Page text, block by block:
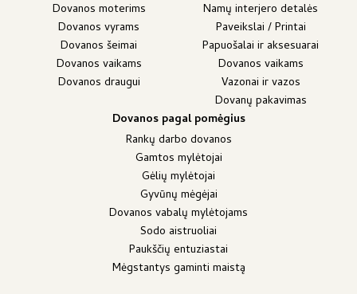
Dovanos moterims
Dovanos vyrams
Dovanos šeimai
Dovanos vaikams
Dovanos draugui
Namų interjero detalės
Paveikslai / Printai
Papuošalai ir aksesuarai
Dovanos vaikams
Vazonai ir vazos
Dovanų pakavimas
Dovanos pagal pomėgius
Rankų darbo dovanos
Gamtos mylėtojai
Gėlių mylėtojai
Gyvūnų mėgėjai
Dovanos vabalų mylėtojams
Sodo aistruoliai
Paukščių entuziastai
Mėgstantys gaminti maistą